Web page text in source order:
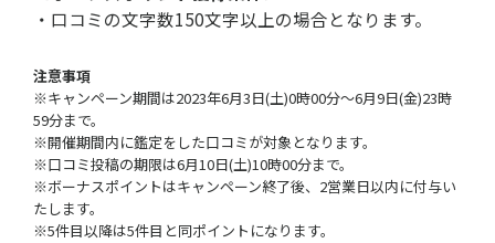
・口コミの文字数150文字以上の場合となります。
注意事項
※キャンペーン期間は2023年6月3日(土)0時00分～6月9日(金)23時
59分まで。
※開催期間内に鑑定をした口コミが対象となります。
※口コミ投稿の期限は6月10日(土)10時00分まで。
※ボーナスポイントはキャンペーン終了後、2営業日以内に付与い
たします。
※5件目以降は5件目と同ポイントになります。